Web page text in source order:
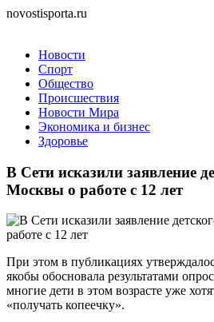
novostisporta.ru
Новости
Спорт
Общество
Происшествия
Новости Мира
Экономика и бизнес
Здоровье
В Сети исказили заявление
Москвы о работе с 12 лет
При этом в публикациях
якобы обосновала результатами
многие дети в этом возрасте уже
«получать копеечку».